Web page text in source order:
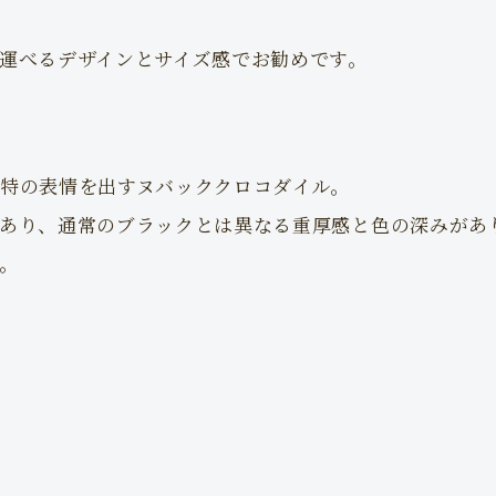
るデザインとサイズ感でお勧めです。
表情を出すヌバッククロコダイル。
り、通常のブラックとは異なる重厚感と色の深みがあ